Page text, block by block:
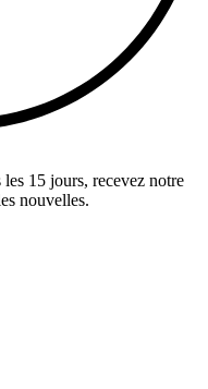
15 jours, recevez notre
nouvelles.